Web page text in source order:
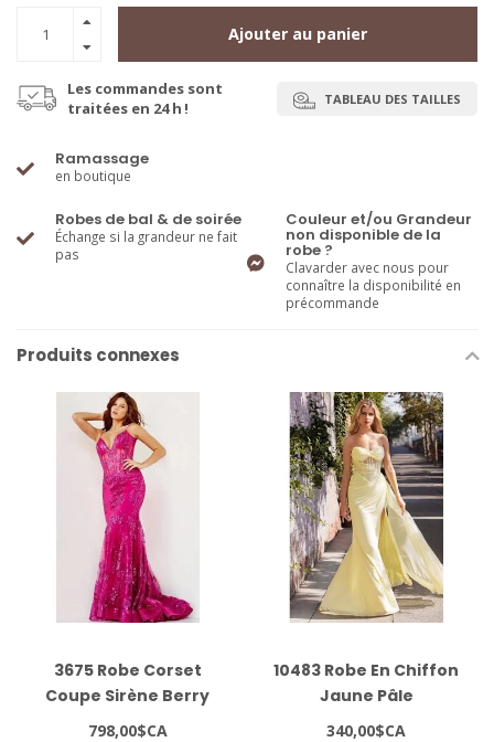
Ajouter au panier
Les commandes sont
traitées en 24 h !
TABLEAU DES TAILLES
Ramassage
en boutique
Robes de bal & de soirée
Échange si la grandeur ne fait
pas
Couleur et/ou Grandeur
non disponible de la
robe ?
Clavarder avec nous pour
connaître la disponibilité en
précommande
Produits connexes
3675 Robe Corset
Coupe Sirène Berry
798,00$CA
10483 Robe En Chiffon
Jaune Pâle
340,00$CA